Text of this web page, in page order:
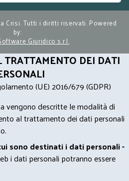
Crisi. Tutti i diritti riservati. Powered
by:
Giuridico s.r.l.
DEI DATI
(UE) 2016/679 (GDPR)
vengono descritte le modalità di
al trattamento dei dati personali
sono destinati i dati personali -
i dati personali potranno essere